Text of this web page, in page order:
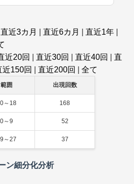
直近3カ月 直近6カ月 直近1年
近20回 直近30回 直近40回
直
近150回 直近200回 全て
範囲 出現回数
～18 168
0～9 52
～27 37
ン細分化分析